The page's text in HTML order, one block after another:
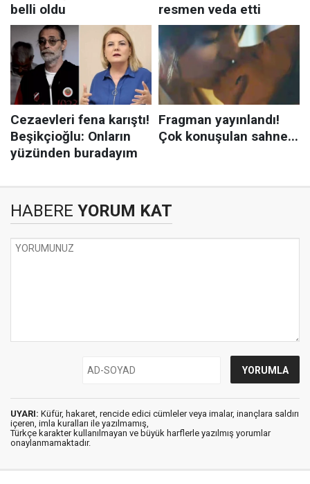
HABERE YORUM KAT
UYARI: Küfür, hakaret, rencide edici cümleler veya imalar, inançlara saldırı
içeren, imla kuralları ile yazılmamış,
Türkçe karakter kullanılmayan ve büyük harflerle yazılmış yorumlar
onaylanmamaktadır.